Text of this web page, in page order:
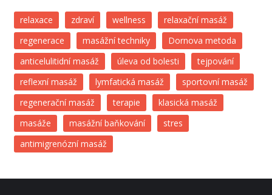
relaxace zdraví wellness
relaxační masáž
regenerace
masážní techniky
Dornova metoda
anticelulitidní masáž
úleva od bolesti
tejpování
reflexní masáž
lymfatická masáž
sportovní masáž
regenerační masáž
terapie
klasická masáž
masáže
masážní baňkování
stres
antimigrenózní masáž